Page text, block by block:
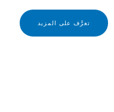
تعرَّف على المزيد